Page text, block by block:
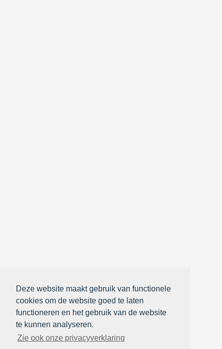
Deze website maakt gebruik van functionele
cookies om de website goed te laten
functioneren en het gebruik van de website
te kunnen analyseren.
Zie ook onze privacyverklaring